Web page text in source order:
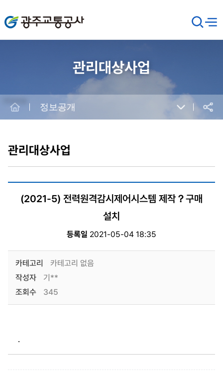
광주교통공사
검
색
창
메뉴
관리대상사업
공유
정보공개
관리대상사업
(2021-5) 전력원격감시제어시스템 제작？구매
설치
등록일 2021-05-04 18:35
카테고리
카테고리 없음
작성자
기**
조회수
345
.